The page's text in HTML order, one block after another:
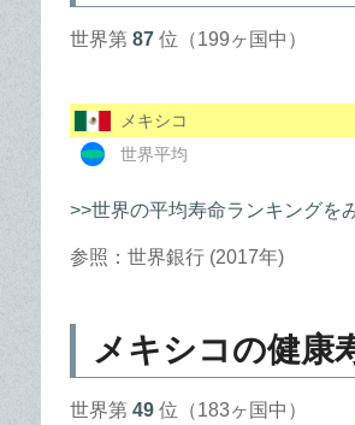
世界第 87 位（199ヶ国中）
メキシコ
世界平均
>>世界の平均寿命ランキングを
参照：世界銀行 (2017年)
メキシコの健康
世界第 49 位（183ヶ国中）